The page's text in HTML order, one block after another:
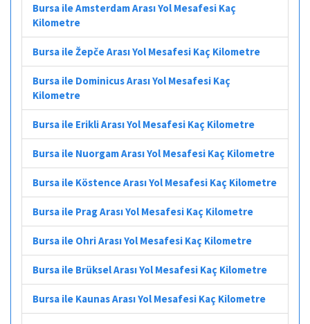
Bursa ile Amsterdam Arası Yol Mesafesi Kaç
Kilometre
Bursa ile Žepče Arası Yol Mesafesi Kaç Kilometre
Bursa ile Dominicus Arası Yol Mesafesi Kaç
Kilometre
Bursa ile Erikli Arası Yol Mesafesi Kaç Kilometre
Bursa ile Nuorgam Arası Yol Mesafesi Kaç Kilometre
Bursa ile Köstence Arası Yol Mesafesi Kaç Kilometre
Bursa ile Prag Arası Yol Mesafesi Kaç Kilometre
Bursa ile Ohri Arası Yol Mesafesi Kaç Kilometre
Bursa ile Brüksel Arası Yol Mesafesi Kaç Kilometre
Bursa ile Kaunas Arası Yol Mesafesi Kaç Kilometre